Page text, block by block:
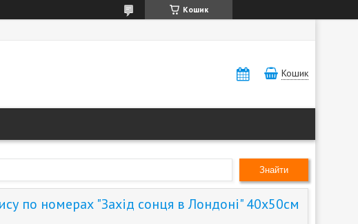
Кошик
Кошик
Знайти
по номерах "Захід сонця в Лондоні" 40х50см